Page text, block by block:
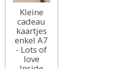
Kleine
cadeau
kaartjes
enkel A7
- Lots of
love